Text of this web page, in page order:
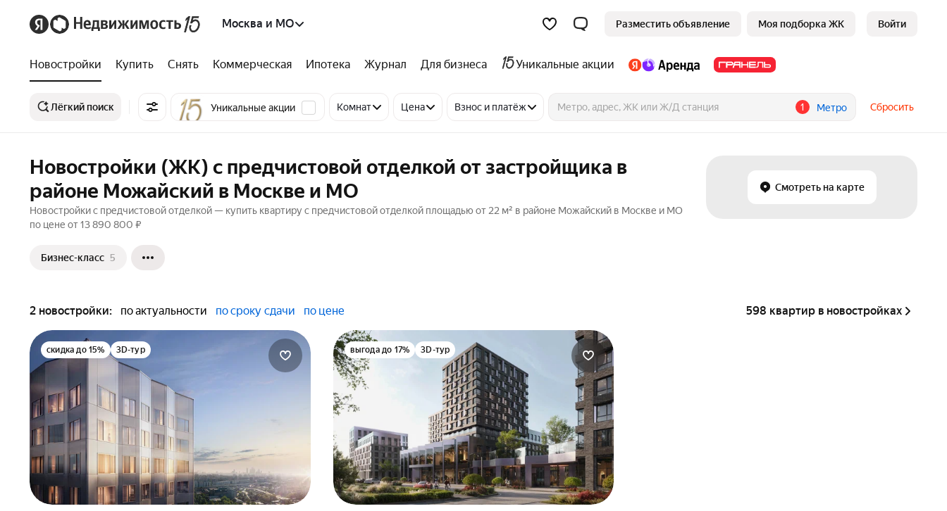
Москва и МО Разместить объявление Моя подборка ЖК Войти
Новостройки Купить Снять Коммерческая Ипотека Журнал Для бизнеса Уникальные акции
Лёгкий поиск Уникальные акции Комнат Цена Взнос и платёж 1 Метро Сбросить
Новостройки (ЖК) с предчистовой отделкой от застройщика в
районе Можайский в Москве и МО
Новостройки с предчистовой отделкой — купить квартиру с предчистовой отделкой площадью от 22 м² в районе Можайский в Москве и МО
по цене от 13 890 800 ₽
Бизнес-класс 5
Смотреть на карте
2 новостройки: по актуальности по сроку сдачи по цене 598 квартир в новостройках
скидка до 15% 3D-тур выгода до 17% 3D-тур